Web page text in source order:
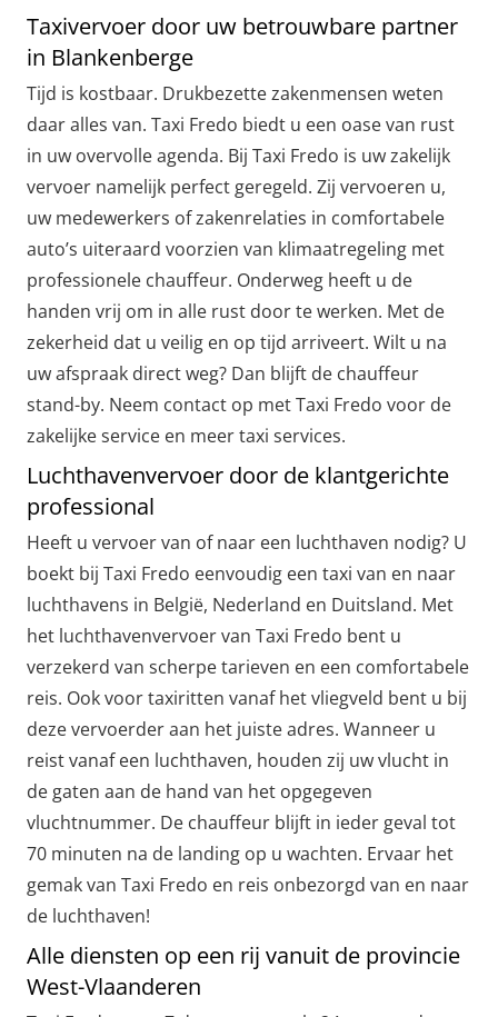
Taxivervoer door uw betrouwbare partner
in Blankenberge
Tijd is kostbaar. Drukbezette zakenmensen weten
daar alles van. Taxi Fredo biedt u een oase van rust
in uw overvolle agenda. Bij Taxi Fredo is uw zakelijk
vervoer namelijk perfect geregeld. Zij vervoeren u,
uw medewerkers of zakenrelaties in comfortabele
auto’s uiteraard voorzien van klimaatregeling met
professionele chauffeur. Onderweg heeft u de
handen vrij om in alle rust door te werken. Met de
zekerheid dat u veilig en op tijd arriveert. Wilt u na
uw afspraak direct weg? Dan blijft de chauffeur
stand-by. Neem contact op met Taxi Fredo voor de
zakelijke service en meer taxi services.
Luchthavenvervoer door de klantgerichte
professional
Heeft u vervoer van of naar een luchthaven nodig? U
boekt bij Taxi Fredo eenvoudig een taxi van en naar
luchthavens in België, Nederland en Duitsland. Met
het luchthavenvervoer van Taxi Fredo bent u
verzekerd van scherpe tarieven en een comfortabele
reis. Ook voor taxiritten vanaf het vliegveld bent u bij
deze vervoerder aan het juiste adres. Wanneer u
reist vanaf een luchthaven, houden zij uw vlucht in
de gaten aan de hand van het opgegeven
vluchtnummer. De chauffeur blijft in ieder geval tot
70 minuten na de landing op u wachten. Ervaar het
gemak van Taxi Fredo en reis onbezorgd van en naar
de luchthaven!
Alle diensten op een rij vanuit de provincie
West-Vlaanderen